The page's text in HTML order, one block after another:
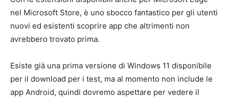
nel Microsoft Store, è uno sbocco fantastico per gli utenti
nuovi ed esistenti scoprire app che altrimenti non
avrebbero trovato prima.
Esiste già una prima versione di Windows 11 disponibile
per il download per i test, ma al momento non include le
app Android, quindi dovremo aspettare per vedere il